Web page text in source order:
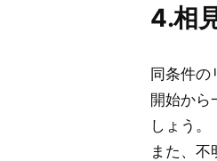
4.相
同条件の
開始から
しょう。
また、